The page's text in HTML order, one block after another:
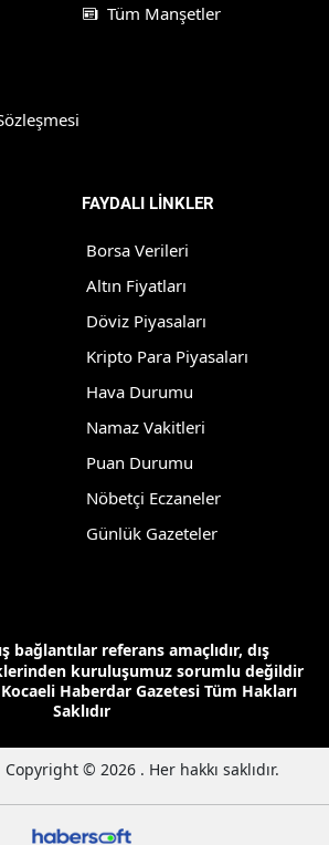
Tüm Manşetler
FAYDALI LİNKLER
Borsa Verileri
Altın Fiyatları
Döviz Piyasaları
Kripto Para Piyasaları
Hava Durumu
Namaz Vakitleri
Puan Durumu
Nöbetçi Eczaneler
Günlük Gazeteler
bağlantılar referans amaçlıdır, dış
kuruluşumuz sorumlu değildir
Haberdar Gazetesi Tüm Hakları
Saklıdır
Copyright © 2026 . Her hakkı saklıdır.